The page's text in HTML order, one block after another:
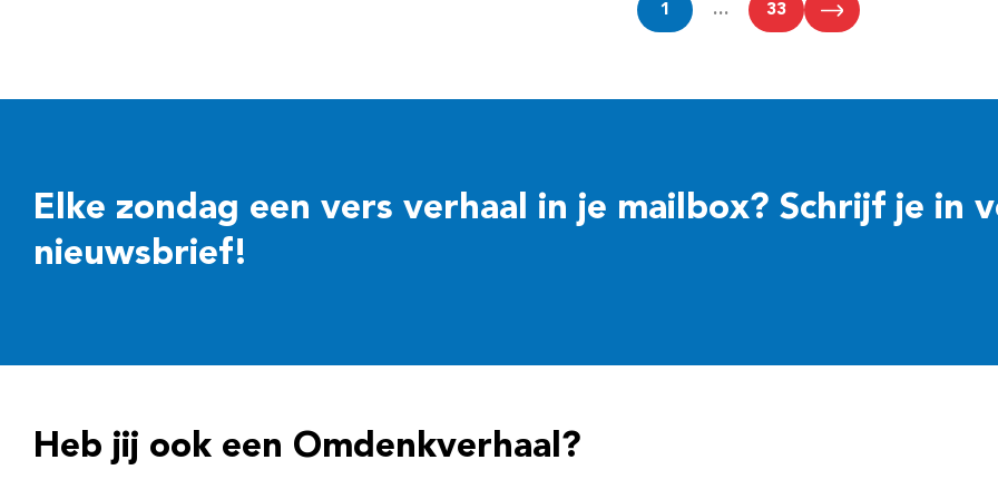
1 … 33
Elke zondag een vers verhaal in je mailbox? Schrijf je in
nieuwsbrief!
Heb jij ook een Omdenkverhaal?